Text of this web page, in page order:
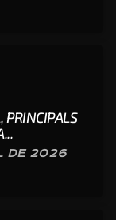
PRINCIPALS
DE 2026